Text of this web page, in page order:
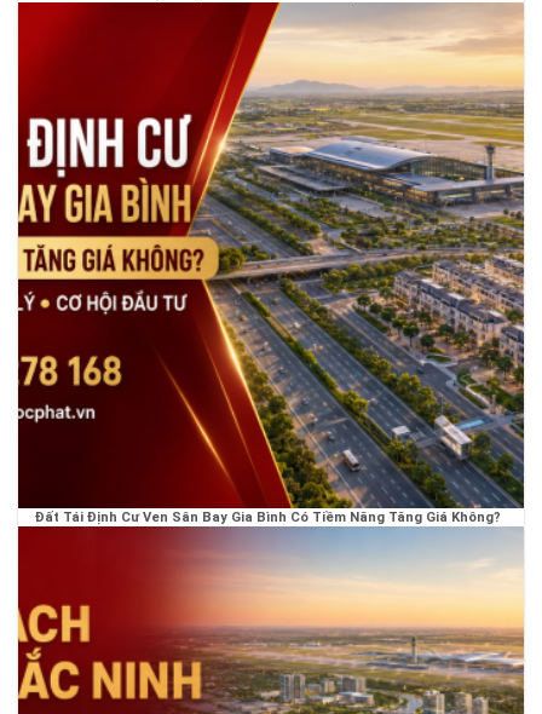
Đất Tái Định Cư Ven Sân Bay Gia Bình Có Tiềm Năng Tăng Giá Không?